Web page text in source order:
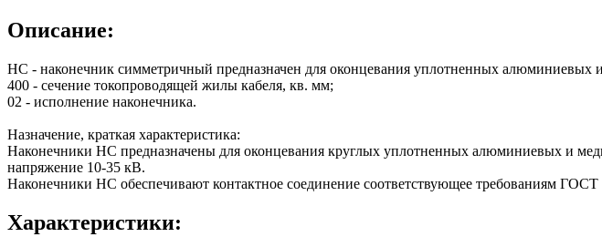
Описание:
НC - наконечник симметричный предназначен для оконцевания уплотненных алюминиевых
400 - сечение токопроводящей жилы кабеля, кв. мм;
02 - исполнение наконечника.
Назначение, краткая характеристика:
Наконечники НС предназначены для оконцевания круглых уплотненных алюминиевых и
напряжение 10-35 кВ.
Наконечники НС обеспечивают контактное соединение соответствующее требованиям ГОСТ
Характеристики: